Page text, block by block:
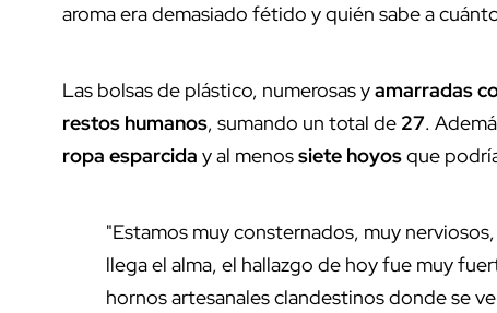
aroma era demasiado fétido y quién sabe a
Las bolsas de plástico, numerosas yamarradas
restos humanos, sumando un total de 27.
ropa esparcida y al menossiete hoyosque
"Estamos muy consternados, muy
llega el alma, el hallazgo de hoy fue muy
hornos artesanales clandestinos donde se